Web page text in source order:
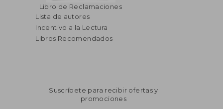
Libro de Reclamaciones
Lista de autores
Incentivo a la Lectura
Libros Recomendados
Suscríbete para recibir ofertas y
promociones